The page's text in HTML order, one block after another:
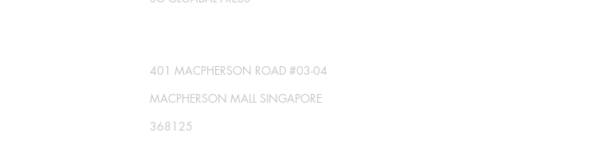
401 MACPHERSON ROAD #03-04
MACPHERSON MALL SINGAPORE
368125